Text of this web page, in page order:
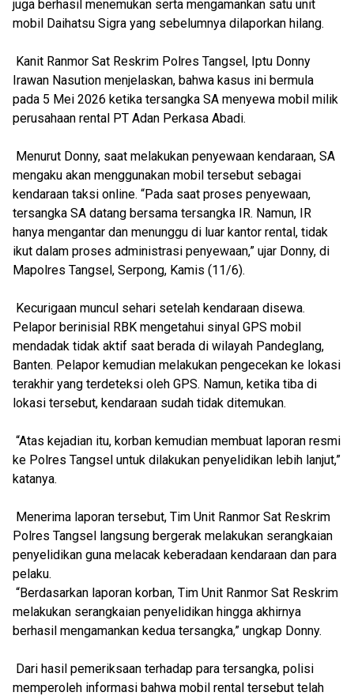
juga berhasil menemukan serta mengamankan satu unit
mobil Daihatsu Sigra yang sebelumnya dilaporkan hilang.
Kanit Ranmor Sat Reskrim Polres Tangsel, Iptu Donny
Irawan Nasution menjelaskan, bahwa kasus ini bermula
pada 5 Mei 2026 ketika tersangka SA menyewa mobil milik
perusahaan rental PT Adan Perkasa Abadi.
Menurut Donny, saat melakukan penyewaan kendaraan, SA
mengaku akan menggunakan mobil tersebut sebagai
kendaraan taksi online. “Pada saat proses penyewaan,
tersangka SA datang bersama tersangka IR. Namun, IR
hanya mengantar dan menunggu di luar kantor rental, tidak
ikut dalam proses administrasi penyewaan,” ujar Donny, di
Mapolres Tangsel, Serpong, Kamis (11/6).
Kecurigaan muncul sehari setelah kendaraan disewa.
Pelapor berinisial RBK mengetahui sinyal GPS mobil
mendadak tidak aktif saat berada di wilayah Pandeglang,
Banten. Pelapor kemudian melakukan pengecekan ke lokasi
terakhir yang terdeteksi oleh GPS. Namun, ketika tiba di
lokasi tersebut, kendaraan sudah tidak ditemukan.
“Atas kejadian itu, korban kemudian membuat laporan resmi
ke Polres Tangsel untuk dilakukan penyelidikan lebih lanjut,”
katanya.
Menerima laporan tersebut, Tim Unit Ranmor Sat Reskrim
Polres Tangsel langsung bergerak melakukan serangkaian
penyelidikan guna melacak keberadaan kendaraan dan para
pelaku.
“Berdasarkan laporan korban, Tim Unit Ranmor Sat Reskrim
melakukan serangkaian penyelidikan hingga akhirnya
berhasil mengamankan kedua tersangka,” ungkap Donny.
Dari hasil pemeriksaan terhadap para tersangka, polisi
memperoleh informasi bahwa mobil rental tersebut telah